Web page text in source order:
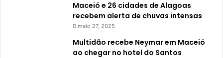
Maceió e 26 cidades de Alagoas
recebem alerta de chuvas intensas
maio 27, 2025
Multidão recebe Neymar em Maceió
ao chegar no hotel do Santos